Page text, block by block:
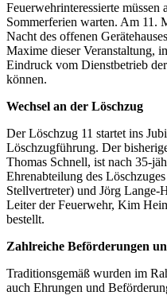
Feuerwehrinteressierte
Sommerferien warten. Am 11.
Nacht des offenen
Maxime dieser Veranstaltung,
Eindruck vom Dienstbetrieb
können.
Wechsel an der Löschzug
Der Löschzug 11 startet ins
Löschzugführung. Der
Thomas Schnell, ist nach 35-
Ehrenabteilung des
Stellvertreter) und Jörg
Leiter der Feuerwehr, Kim
bestellt.
Zahlreiche Beförderungen
Traditionsgemäß wurden im
auch Ehrungen und